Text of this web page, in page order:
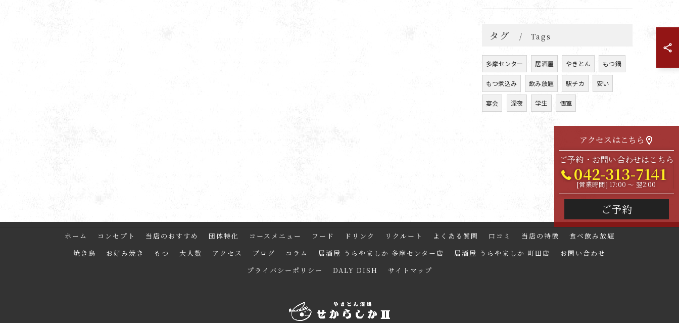
タグ Tags
多摩センター 居酒屋 やきとん もつ鍋
もつ煮込み 飲み放題 駅チカ 安い
宴会 深夜 学生 個室
アクセスはこちら
ご予約・お問い合わせはこちら
042-313-7141
[営業時間] 17:00 ～ 翌2:00
ご予約
ホーム コンセプト 当店のおすすめ 団体特化 コースメニュー フード ドリンク リクルート よくある質問 口コミ 当店の特徴
食べ飲み放題
焼き鳥
お好み焼き もつ 大人数 アクセス ブログ コラム 居酒屋 うらやましか 多摩センター店 居酒屋 うらやましか 町田店
お問い合わせ
プライバシーポリシー
DALY DISH サイトマップ